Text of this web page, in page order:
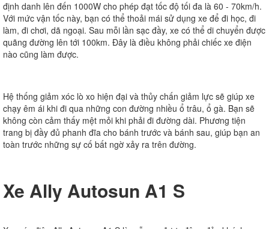
định danh lên đến 1000W cho phép đạt tốc độ tối đa là 60 - 70km/h.
Với mức vận tốc này, bạn có thể thoải mái sử dụng xe để đi học, đi
làm, đi chơi, dã ngoại. Sau mỗi lần sạc đầy, xe có thể di chuyển được
quãng đường lên tới 100km. Đây là điều không phải chiếc xe điện
nào cũng làm được.
Hệ thống giảm xóc lò xo hiện đại và thủy chấn giảm lực sẽ giúp xe
chạy êm ái khi đi qua những con đường nhiều ổ trâu, ổ gà. Bạn sẽ
không còn cảm thấy mệt mỏi khi phải đi đường dài. Phương tiện
trang bị đầy đủ phanh đĩa cho bánh trước và bánh sau, giúp bạn an
toàn trước những sự cố bất ngờ xảy ra trên đường.
Xe Ally Autosun A1 S